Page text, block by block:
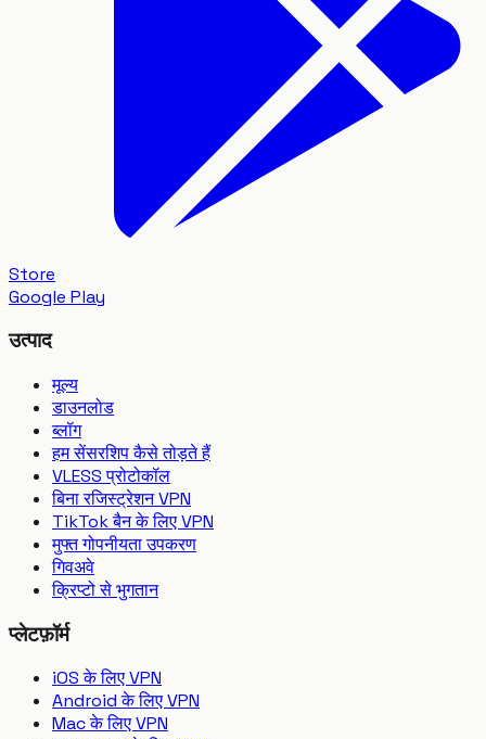
Store
Google Play
उत्पाद
मूल्य
डाउनलोड
ब्लॉग
हम सेंसरशिप कैसे तोड़ते हैं
VLESS प्रोटोकॉल
बिना रजिस्ट्रेशन VPN
TikTok बैन के लिए VPN
मुफ्त गोपनीयता उपकरण
गिवअवे
क्रिप्टो से भुगतान
प्लेटफ़ॉर्म
iOS के लिए VPN
Android के लिए VPN
Mac के लिए VPN